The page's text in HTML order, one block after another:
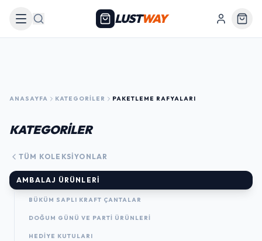
Arama LUSTWAY
ANASAYFA KATEGORILER PAKETLEME RAFYALARI
KATEGORİLER
TÜM KOLEKSIYONLAR
AMBALAJ ÜRÜNLERI
BÜKÜM SAPLI KRAFT ÇANTALAR
DOĞUM GÜNÜ VE PARTI ÜRÜNLERI
HEDIYE KUTULARI